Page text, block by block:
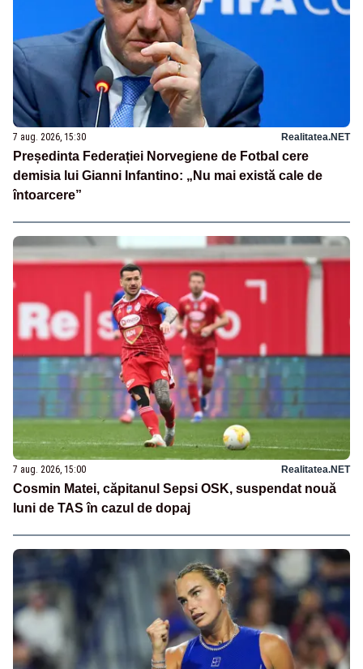
7 aug. 2026, 15:30 Realitatea.NET
Președinta Federației Norvegiene de Fotbal cere
demisia lui Gianni Infantino: „Nu mai există cale de
întoarcere”
7 aug. 2026, 15:00 Realitatea.NET
Cosmin Matei, căpitanul Sepsi OSK, suspendat nouă
luni de TAS în cazul de dopaj